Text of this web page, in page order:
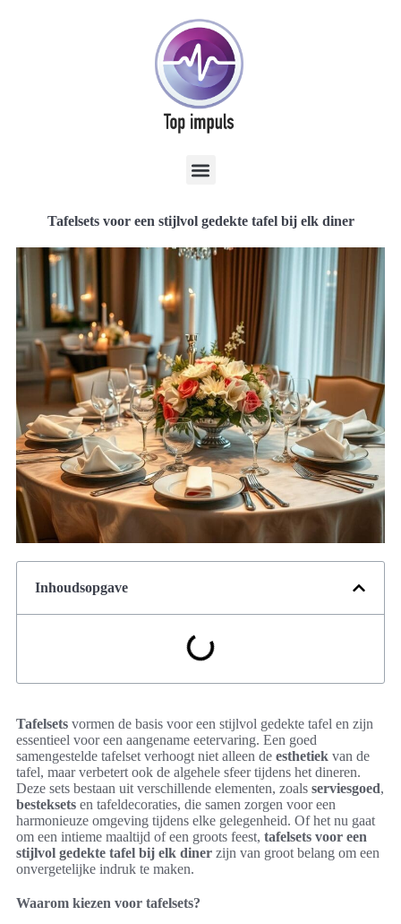
Tafelsets voor een stijlvol gedekte tafel bij elk diner
Inhoudsopgave
Tafelsets vormen de basis voor een stijlvol gedekte tafel en zijn
essentieel voor een aangename eetervaring. Een goed
samengestelde tafelset verhoogt niet alleen de esthetiek van de
tafel, maar verbetert ook de algehele sfeer tijdens het dineren.
Deze sets bestaan uit verschillende elementen, zoals serviesgoed,
besteksets en tafeldecoraties, die samen zorgen voor een
harmonieuze omgeving tijdens elke gelegenheid. Of het nu gaat
om een intieme maaltijd of een groots feest, tafelsets voor een
stijlvol gedekte tafel bij elk diner zijn van groot belang om een
onvergetelijke indruk te maken.
Waarom kiezen voor tafelsets?